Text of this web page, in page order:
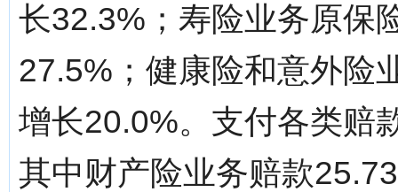
长32.3%；寿险业务原保
27.5%；健康险和意外险
增长20.0%。支付各类赔
其中财产险业务赔款